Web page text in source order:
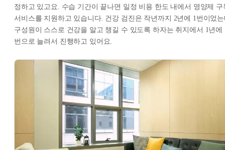
정하고 있고요. 수습 기간이 끝나면 일정 비용 한도 내에서 영양제 구
서비스를 지원하고 있습니다. 건강 검진은 작년까지 2년에 1번이었
구성원이 스스로 건강을 알고 챙길 수 있도록 하자는 취지에서 1년에
번으로 늘려서 진행하고 있어요.